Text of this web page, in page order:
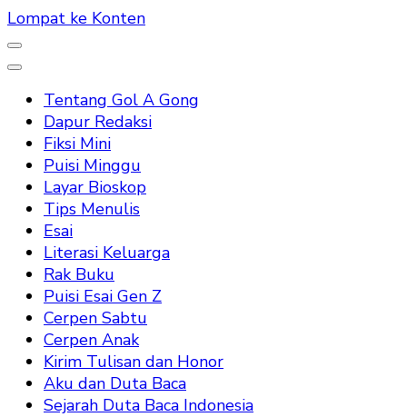
Lompat ke Konten
Tentang Gol A Gong
Dapur Redaksi
Fiksi Mini
Puisi Minggu
Layar Bioskop
Tips Menulis
Esai
Literasi Keluarga
Rak Buku
Puisi Esai Gen Z
Cerpen Sabtu
Cerpen Anak
Kirim Tulisan dan Honor
Aku dan Duta Baca
Sejarah Duta Baca Indonesia